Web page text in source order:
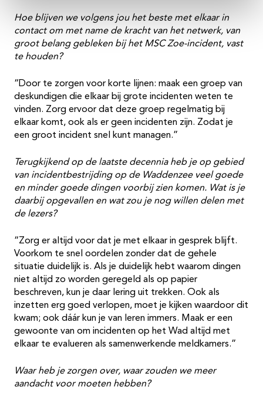
Hoe blijven we volgens jou het beste met elkaar in
contact om met name de kracht van het netwerk, van
groot belang gebleken bij het MSC Zoe-incident, vast
te houden?
“Door te zorgen voor korte lijnen: maak een groep van
deskundigen die elkaar bij grote incidenten weten te
vinden. Zorg ervoor dat deze groep regelmatig bij
elkaar komt, ook als er geen incidenten zijn. Zodat je
een groot incident snel kunt managen.”
Terugkijkend op de laatste decennia heb je op gebied
van incidentbestrijding op de Waddenzee veel goede
en minder goede dingen voorbij zien komen. Wat is je
daarbij opgevallen en wat zou je nog willen delen met
de lezers?
“Zorg er altijd voor dat je met elkaar in gesprek blijft.
Voorkom te snel oordelen zonder dat de gehele
situatie duidelijk is. Als je duidelijk hebt waarom dingen
niet altijd zo worden geregeld als op papier
beschreven, kun je daar lering uit trekken. Ook als
inzetten erg goed verlopen, moet je kijken waardoor dit
kwam; ook dáár kun je van leren immers. Maak er een
gewoonte van om incidenten op het Wad altijd met
elkaar te evalueren als samenwerkende meldkamers.”
Waar heb je zorgen over, waar zouden we meer
aandacht voor moeten hebben?